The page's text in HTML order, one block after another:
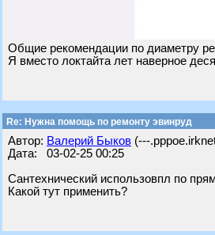
Общие рекомендации по диаметру
Я вместо локтайта лет наверное
Re: Нужна помощь по ремонту эвинруд
Автор: Валерий Быков (---
Дата: 03-02-25 00:25
Сантехнический использовпл по
Какой тут применить?